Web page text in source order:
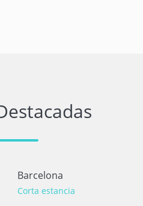
Barcelona
Corta estancia